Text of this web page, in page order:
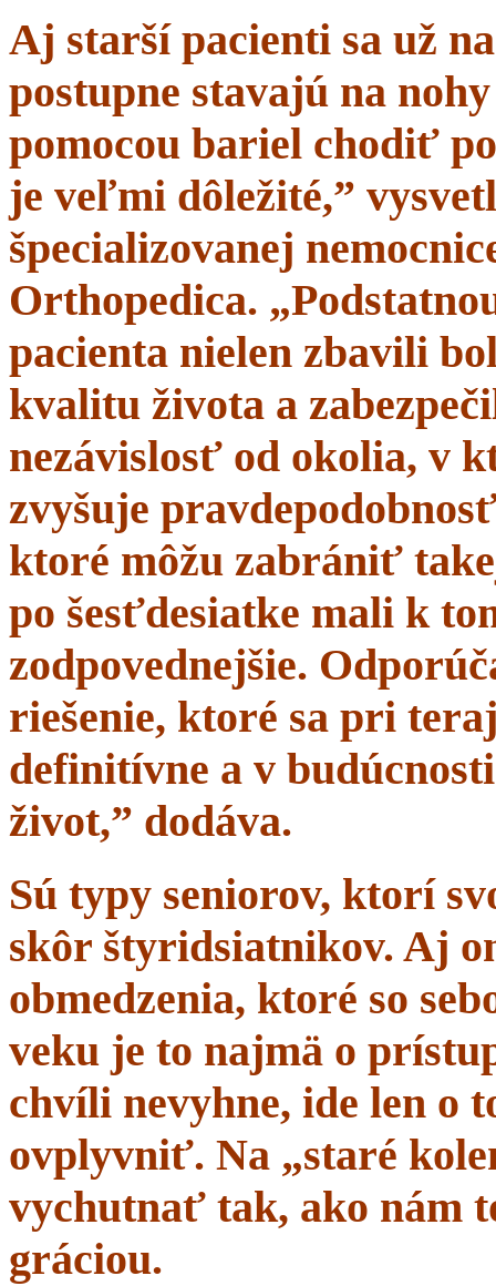
Aj starší pacienti sa už
postupne stavajú na
pomocou bariel chodiť
je veľmi dôležité,”
špecializovanej
Orthopedica.
pacienta nielen zbavili
kvalitu života a
nezávislosť od okolia, v
zvyšuje
ktoré môžu zabrániť
po šesťdesiatke mali k
zodpovednejšie.
riešenie, ktoré sa pri
definitívne a v
život,” dodáva.
Sú typy seniorov, ktorí
skôr štyridsiatnikov. Aj
obmedzenia, ktoré so
veku je to najmä o
chvíli nevyhne, ide len o
ovplyvniť. Na „staré
vychutnať tak, ako nám
gráciou.